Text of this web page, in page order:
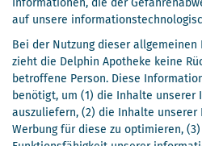
Informationen, die der
auf unsere
Bei der Nutzung dieser
zieht die Delphin Apotheke keine
betroffene Person. Diese
benötigt, um (1) die Inhalte unserer
auszuliefern, (2) die Inhalte
Werbung für diese zu optimieren,